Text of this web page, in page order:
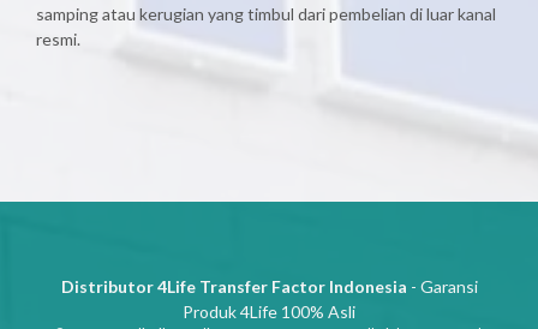
samping atau kerugian yang timbul dari pembelian di luar kanal
resmi.
Distributor 4Life Transfer Factor Indonesia - Garansi
Produk 4Life 100% Asli